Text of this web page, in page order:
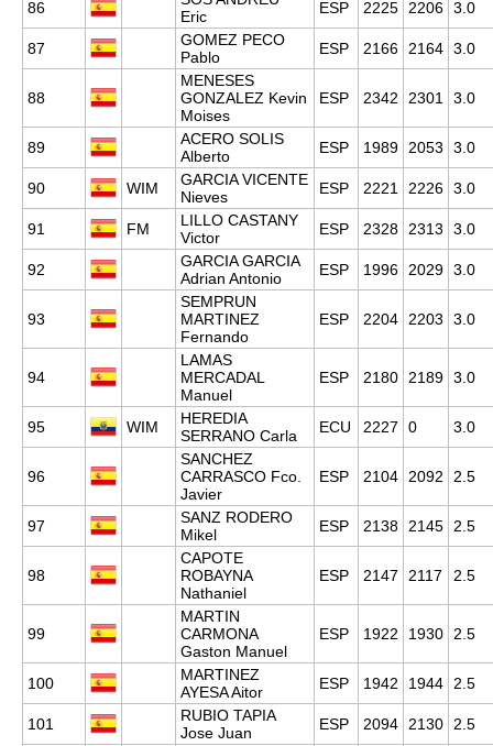
86
Eric
ESP 2225 2206 3.0
87
GOMEZ PECO
Pablo
ESP 2166 2164 3.0
88
MENESES
GONZALEZ Kevin
Moises
ESP 2342 2301 3.0
89
ACERO SOLIS
Alberto
ESP 1989 2053 3.0
90 WIM
GARCIA VICENTE
Nieves
ESP 2221 2226 3.0
91 FM
LILLO CASTANY
Victor
ESP 2328 2313 3.0
92
GARCIA GARCIA
Adrian Antonio
ESP 1996 2029 3.0
93
SEMPRUN
MARTINEZ
Fernando
ESP 2204 2203 3.0
94
LAMAS
MERCADAL
Manuel
ESP 2180 2189 3.0
95 WIM
HEREDIA
SERRANO Carla
ECU 2227 0 3.0
96
SANCHEZ
CARRASCO Fco.
Javier
ESP 2104 2092 2.5
97
SANZ RODERO
Mikel
ESP 2138 2145 2.5
98
CAPOTE
ROBAYNA
Nathaniel
ESP 2147 2117 2.5
99
MARTIN
CARMONA
Gaston Manuel
ESP 1922 1930 2.5
100
MARTINEZ
AYESA Aitor
ESP 1942 1944 2.5
101
RUBIO TAPIA
Jose Juan
ESP 2094 2130 2.5